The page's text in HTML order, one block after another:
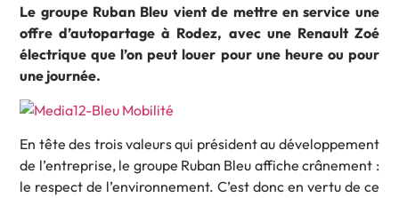
Le groupe Ruban Bleu vient de mettre en service une
offre d’autopartage à Rodez, avec une Renault Zoé
électrique que l’on peut louer pour une heure ou pour
une journée.
En tête des trois valeurs qui président au développement
de l’entreprise, le groupe Ruban Bleu affiche crânement :
le respect de l’environnement. C’est donc en vertu de ce